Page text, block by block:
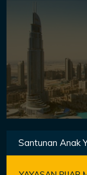
Santunan Anak